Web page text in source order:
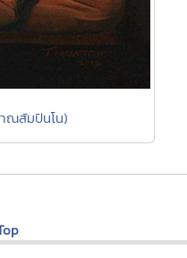
ณสัมปันโน)